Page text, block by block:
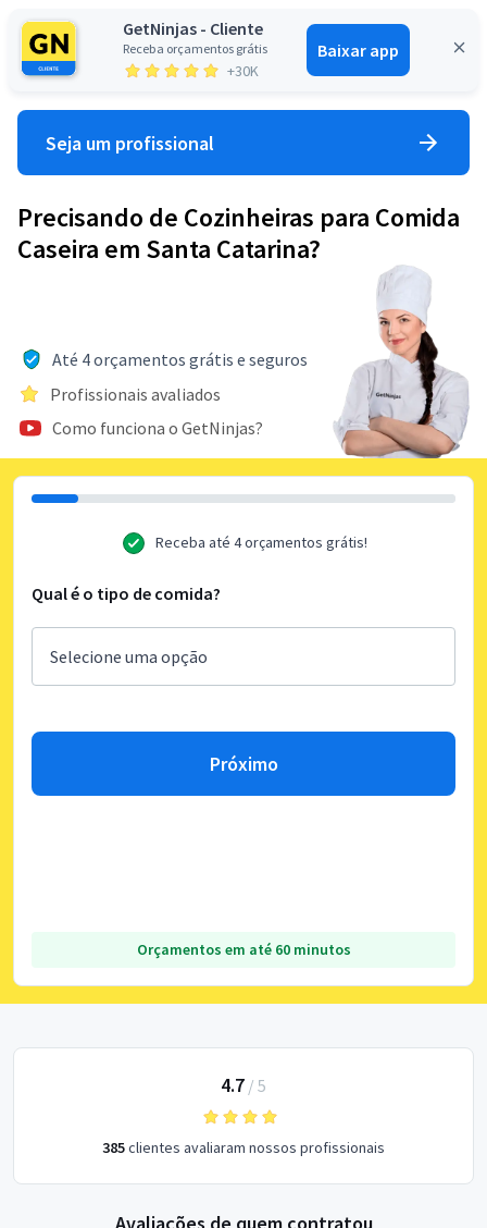
GetNinjas - Cliente
Receba orçamentos grátis
+30K
Baixar app
Entrar
Seja um profissional
Precisando de Cozinheiras para Comida
Caseira em Santa Catarina?
Até 4 orçamentos grátis e seguros
Profissionais avaliados
Como funciona o GetNinjas?
Receba até 4 orçamentos grátis!
Qual é o tipo de comida?
Próximo
Orçamentos em até 60 minutos
4.7 / 5
385clientes avaliaram nossos profissionais
Avaliações de quem contratou